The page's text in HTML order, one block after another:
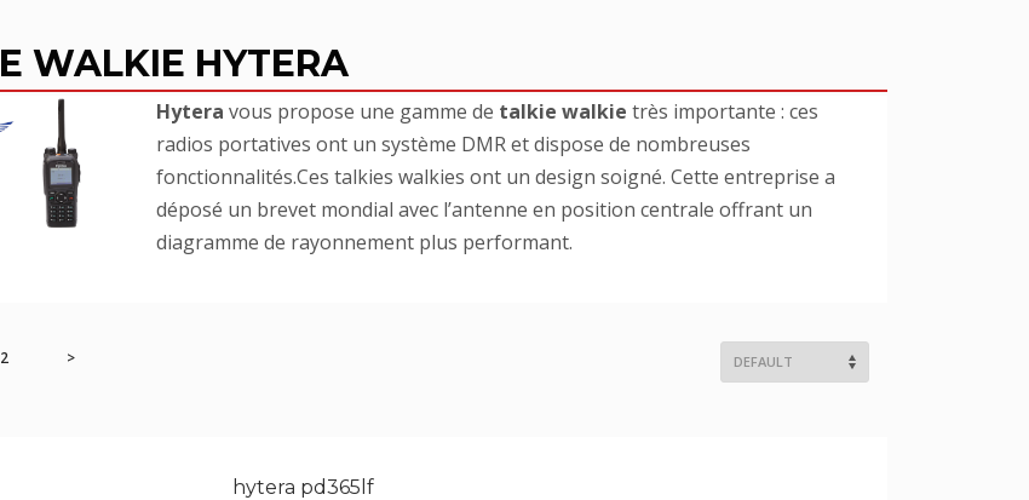
WALKIE HYTERA
Hytera vous propose une gamme de talkie walkie très importante : ces
radios portatives ont un système DMR et dispose de nombreuses
fonctionnalités.Ces talkies walkies ont un design soigné. Cette entreprise a
déposé un brevet mondial avec l’antenne en position centrale offrant un
diagramme de rayonnement plus performant.
2 >
hytera pd365lf